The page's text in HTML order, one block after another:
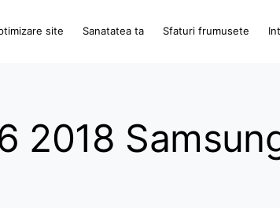
site Sanatatea ta Sfaturi frumusete
2018